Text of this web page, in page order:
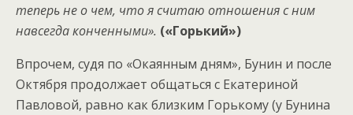
теперь не о чем, что я считаю отношения с ним
навсегда конченными». («Горький»)
Впрочем, судя по «Окаянным дням», Бунин и после
Октября продолжает общаться с Екатериной
Павловой, равно как близким Горькому (у Бунина